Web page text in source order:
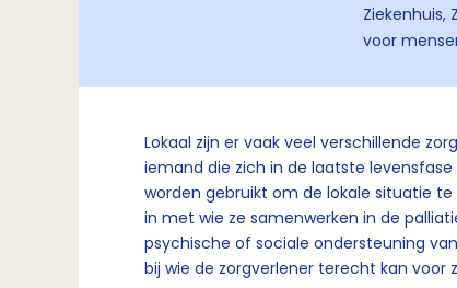
Ziekenhuis,
voor
Lokaal zijn er vaak veel verschillende
iemand die zich in de laatste
worden gebruikt om de lokale situatie
in met wie ze samenwerken in de
psychische of sociale ondersteuning
bij wie de zorgverlener terecht kan voor